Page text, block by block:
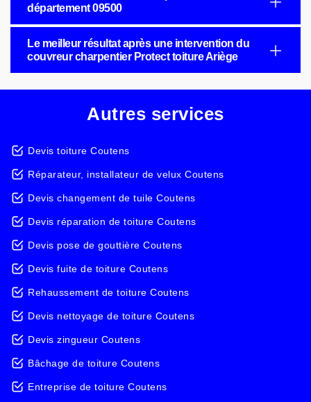
département 09500
Le meilleur résultat après une intervention du
couvreur charpentier Protect toiture Ariège
Autres services
Devis toiture Coutens
Réparateur, installateur de velux Coutens
Devis changement de tuile Coutens
Devis réparation de toiture Coutens
Devis pose de gouttière Coutens
Devis fuite de toiture Coutens
Rehaussement de toiture Coutens
Devis nettoyage de toiture Coutens
Devis zingueur Coutens
Bâchage de toiture Coutens
Entreprise de toiture Coutens